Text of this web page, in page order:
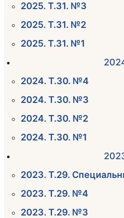
2025. Т.31. №3
2025. Т.31. №2
2025. Т.31. №1
2024. Т.30. №4
2024. Т.30. №3
2024. Т.30. №2
2024. Т.30. №1
2023. Т.29.
2023. Т.29. №4
2023. Т.29. №3